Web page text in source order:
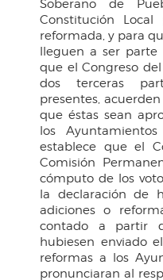
Soberano de
Constitución
reformada, y para
lleguen a ser parte
que el Congreso
dos terceras
presentes,
que éstas sean
los
establece que el
Comisión
cómputo de los
la declaración de
adiciones o
contado a partir
hubiesen enviado
reformas a los
pronunciaran al